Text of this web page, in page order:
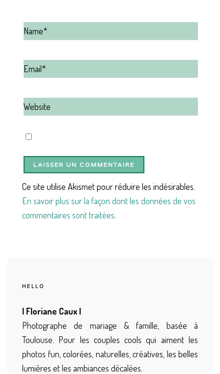
Ce site utilise Akismet pour réduire les indésirables.
En savoir plus sur la façon dont les données de vos
commentaires sont traitées.
HELLO
| Floriane Caux |
Photographe de mariage & famille, basée à
Toulouse. Pour les couples cools qui aiment les
photos fun, colorées, naturelles, créatives, les belles
lumières et les ambiances décalées.